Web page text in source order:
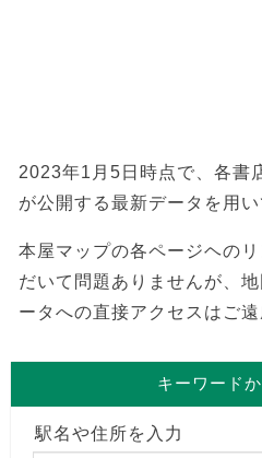
2023年1月5日時点で、各書
が公開する最新データを用い
本屋マップの各ページヘの
だいて問題ありませんが、
ータへの直接アクセスはご遠
キーワード
駅名や住所を入力